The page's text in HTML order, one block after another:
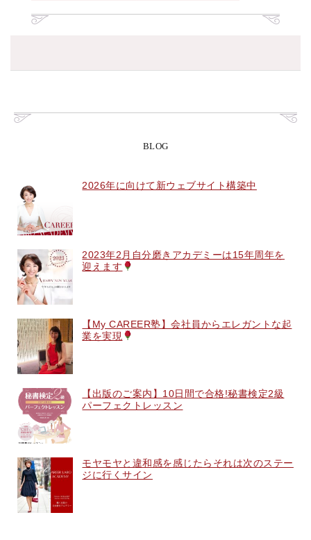
BLOG
2026年に向けて新ウェブサイト構築中
2023年2月自分磨きアカデミーは15年周年を
迎えます
【My CAREER塾】会社員からエレガントな起
業を実現
【出版のご案内】10日間で合格!秘書検定2級
パーフェクトレッスン
モヤモヤと違和感を感じたらそれは次のステー
ジに行くサイン